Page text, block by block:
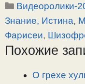
p
y
n
l
e
a
c
e
b
o
п
р
и
Рубрики
Видеоролики-
Знание, Истина,
Фарисеи,
Похожие
О грехе